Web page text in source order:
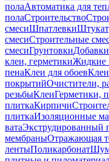
полаАвтоматика для
полаСтроительство
смесиШпатлевки
смесиСтроительные
смесиГрунтовки
клеи, герметикиЖидкие
пенаКлеи для обоев
покрытийОчистители,
резьбыКлеиГерметики,
плиткаКирпичи
плиткаИзоляционные
ватаЭкструдированный
мембраныОтражающая
лентыПоликарбонат